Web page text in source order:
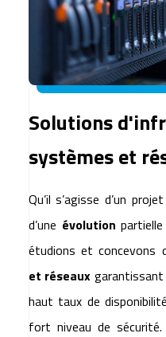
Solutions
systèmes et
Qu’il s’agisse d’un
d’une évolution
étudions et concevons
et réseaux garantissant
haut taux de
fort niveau de